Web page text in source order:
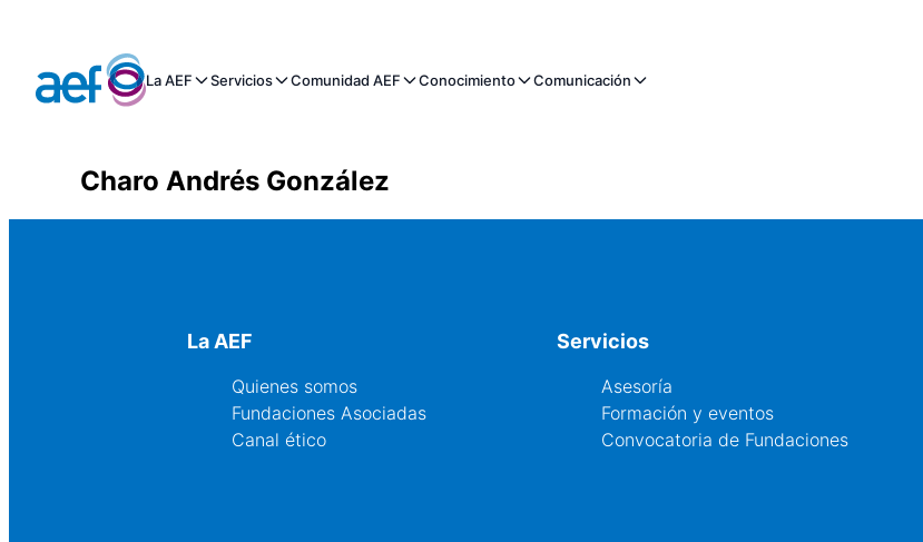
La AEF Servicios Comunidad AEF Conocimiento Comunicación
Charo Andrés González
La AEF
Quienes somos
Fundaciones Asociadas
Canal ético
Servicios
Asesoría
Formación y eventos
Convocatoria de Fundaciones